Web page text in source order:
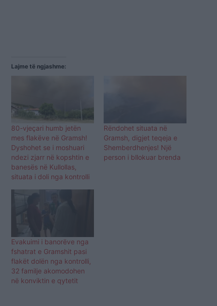
Lajme të ngjashme:
80-vjeçari humb jetën
mes flakëve në Gramsh!
Dyshohet se i moshuari
ndezi zjarr në kopshtin e
banesës në Kullollas,
situata i doli nga kontrolli
Rëndohet situata në
Gramsh, digjet teqeja e
Shemberdhenjes! Një
person i bllokuar brenda
Evakuimi i banorëve nga
fshatrat e Gramshit pasi
flakët dolën nga kontrolli,
32 familje akomodohen
në konviktin e qytetit